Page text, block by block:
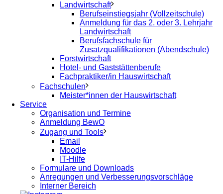
Landwirtschaft
Berufseinstiegsjahr (Vollzeitschule)
Anmeldung für das 2. oder 3. Lehrjahr
Landwirtschaft
Berufsfachschule für
Zusatzqualifikationen (Abendschule)
Forstwirtschaft
Hotel- und Gaststättenberufe
Fachpraktiker/in Hauswirtschaft
Fachschulen
Meister*innen der Hauswirtschaft
Service
Organisation und Termine
Anmeldung BewO
Zugang und Tools
Email
Moodle
IT-Hilfe
Formulare und Downloads
Anregungen und Verbesserungsvorschläge
Interner Bereich